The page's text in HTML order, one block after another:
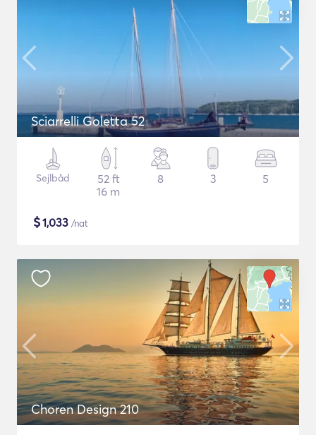
Sciarrelli Goletta 52
Sejlbåd
52 ft
16 m
8 3 5
$1,033 /nat
Choren Design 210